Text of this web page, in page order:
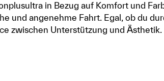
in Bezug auf Komfort und
und angenehme Fahrt. Egal, ob du
zwischen Unterstützung und Ästhetik.